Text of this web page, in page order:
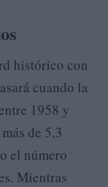
histórico con
cuando la
1958 y
de 5,3
el número
Mientras